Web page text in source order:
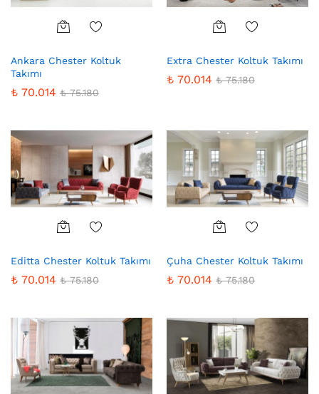
riler
Ekle
Ankara Chester Koltuk
Takımı
₺ 70.014 ₺75.180
riler
e
Extra Chester Koltuk Takımı
₺ 70.014 ₺75.180
riler
e
Editta Chester Koltuk Takımı
₺ 70.014 ₺75.180
riler
e
Çuha Chester Koltuk Takımı
₺ 70.014 ₺75.180